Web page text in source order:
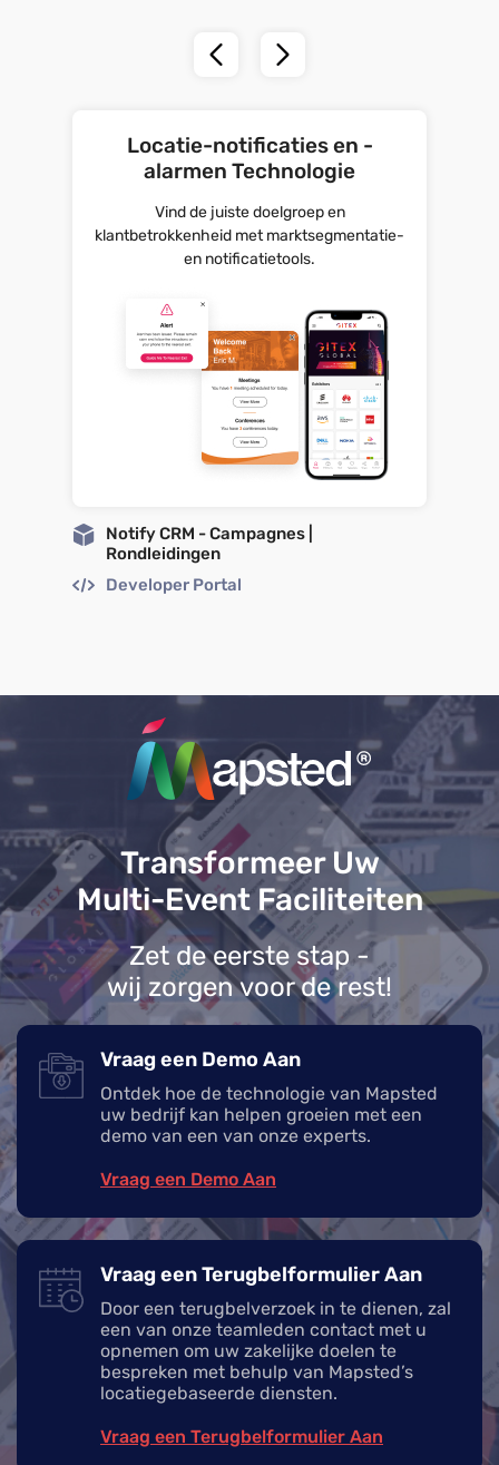
Locatie-notificaties en -
alarmen Technologie
Vind de juiste doelgroep en
klantbetrokkenheid met marktsegmentatie-
en notificatietools.
Notify CRM - Campagnes |
Rondleidingen
Developer Portal
Transformeer Uw
Multi-Event Faciliteiten
Zet de eerste stap -
wij zorgen voor de rest!
Vraag een Demo Aan
Ontdek hoe de technologie van Mapsted
uw bedrijf kan helpen groeien met een
demo van een van onze experts.
Vraag een Demo Aan
Vraag een Terugbelformulier Aan
Door een terugbelverzoek in te dienen, zal
een van onze teamleden contact met u
opnemen om uw zakelijke doelen te
bespreken met behulp van Mapsted’s
locatiegebaseerde diensten.
Vraag een Terugbelformulier Aan